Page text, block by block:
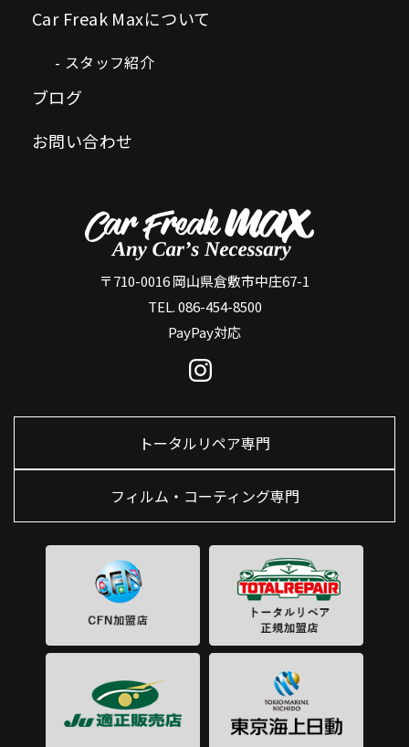
Car Freak Maxについて
スタッフ紹介
ブログ
お問い合わせ
〒710-0016 岡山県倉敷市中庄67-1
TEL. 086-454-8500
PayPay対応
トータルリペア専門
フィルム・コーティング専門